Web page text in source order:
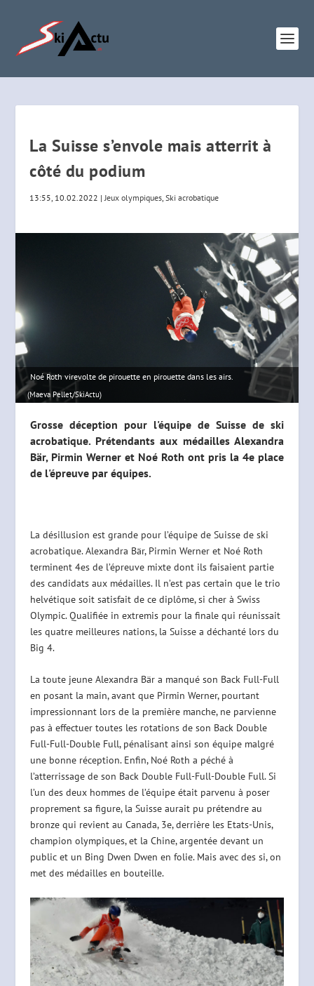
La Suisse s’envole mais atterrit à
côté du podium
13:55, 10.02.2022 |Jeux olympiques,Ski acrobatique
Noé Roth virevolte de pirouette en pirouette dans les airs.
(Maeva Pellet/SkiActu)
Grosse déception pour l'équipe de Suisse de ski
acrobatique. Prétendants aux médailles Alexandra
Bär, Pirmin Werner et Noé Roth ont pris la 4e place
de l'épreuve par équipes.
La désillusion est grande pour l’équipe de Suisse de ski
acrobatique. Alexandra Bär, Pirmin Werner et Noé Roth
terminent 4es de l’épreuve mixte dont ils faisaient partie
des candidats aux médailles. Il n’est pas certain que le trio
helvétique soit satisfait de ce diplôme, si cher à Swiss
Olympic. Qualifiée in extremis pour la finale qui réunissait
les quatre meilleures nations, la Suisse a déchanté lors du
Big 4.
La toute jeune Alexandra Bär a manqué son Back Full-Full
en posant la main, avant que Pirmin Werner, pourtant
impressionnant lors de la première manche, ne parvienne
pas à effectuer toutes les rotations de son Back Double
Full-Full-Double Full, pénalisant ainsi son équipe malgré
une bonne réception. Enfin, Noé Roth a péché à
l’atterrissage de son Back Double Full-Full-Double Full. Si
l’un des deux hommes de l’équipe était parvenu à poser
proprement sa figure, la Suisse aurait pu prétendre au
bronze qui revient au Canada, 3e, derrière les Etats-Unis,
champion olympiques, et la Chine, argentée devant un
public et un Bing Dwen Dwen en folie. Mais avec des si, on
met des médailles en bouteille.